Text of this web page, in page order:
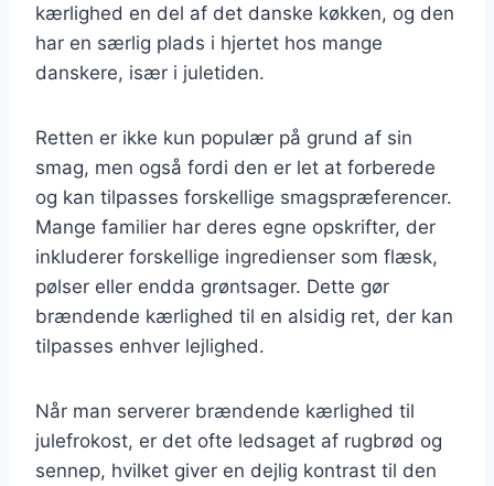
kærlighed en del af det danske køkken, og den
har en særlig plads i hjertet hos mange
danskere, især i juletiden.
Retten er ikke kun populær på grund af sin
smag, men også fordi den er let at forberede
og kan tilpasses forskellige smagspræferencer.
Mange familier har deres egne opskrifter, der
inkluderer forskellige ingredienser som flæsk,
pølser eller endda grøntsager. Dette gør
brændende kærlighed til en alsidig ret, der kan
tilpasses enhver lejlighed.
Når man serverer brændende kærlighed til
julefrokost, er det ofte ledsaget af rugbrød og
sennep, hvilket giver en dejlig kontrast til den